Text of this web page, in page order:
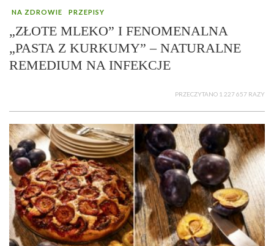
NA ZDROWIE PRZEPISY
„ZŁOTE MLEKO” I FENOMENALNA
„PASTA Z KURKUMY” – NATURALNE
REMEDIUM NA INFEKCJE
PRZECZYTANO 1 227 657 RAZY